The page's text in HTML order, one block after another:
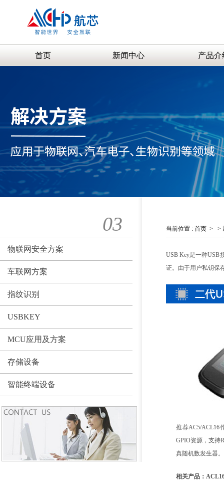
首页 新闻中心 产品介
03
物联网安全方案
车联网方案
指纹识别
USBKEY
MCU应用及方案
存储设备
智能终端设备
当前位置 : 首页 > >
USB Key是一种USB
证。由于用户私钥保
推荐AC5/ACL16
GPIO资源，支持
真随机数发生器。
相关产品：